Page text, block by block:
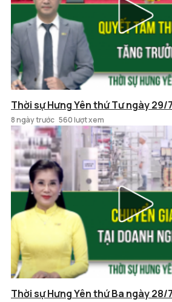
Thời sự Hưng Yên thứ Tư ngày
8 ngày trước 560 lượt xem
Thời sự Hưng Yên thứ Ba ngày